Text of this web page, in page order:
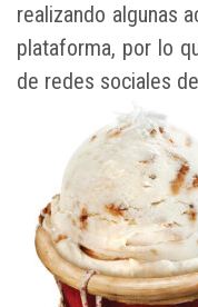
realizando algunas
plataforma, por lo
de redes sociales